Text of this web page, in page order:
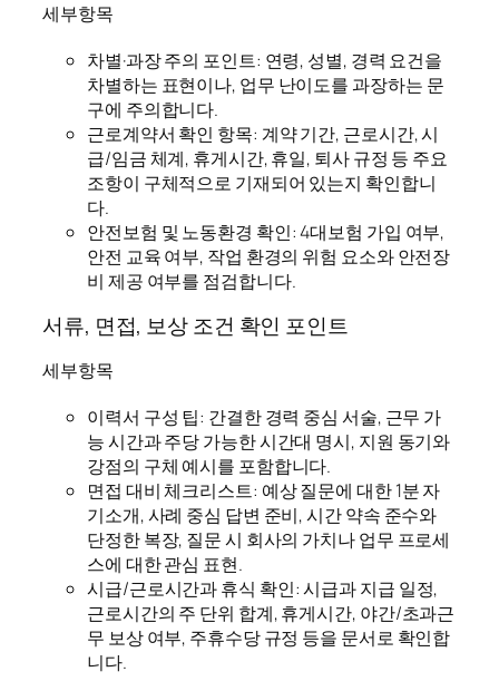
세부항목
차별·과장 주의 포인트: 연령, 성별, 경력 요건을
차별하는 표현이나, 업무 난이도를 과장하는 문
구에 주의합니다.
근로계약서 확인 항목: 계약 기간, 근로시간, 시
급/임금 체계, 휴게시간, 휴일, 퇴사 규정 등 주요
조항이 구체적으로 기재되어 있는지 확인합니
다.
안전보험 및 노동환경 확인: 4대보험 가입 여부,
안전 교육 여부, 작업 환경의 위험 요소와 안전장
비 제공 여부를 점검합니다.
서류, 면접, 보상 조건 확인 포인트
세부항목
이력서 구성 팁: 간결한 경력 중심 서술, 근무 가
능 시간과 주당 가능한 시간대 명시, 지원 동기와
강점의 구체 예시를 포함합니다.
면접 대비 체크리스트: 예상 질문에 대한 1분 자
기소개, 사례 중심 답변 준비, 시간 약속 준수와
단정한 복장, 질문 시 회사의 가치나 업무 프로세
스에 대한 관심 표현.
시급/근로시간과 휴식 확인: 시급과 지급 일정,
근로시간의 주 단위 합계, 휴게시간, 야간/초과근
무 보상 여부, 주휴수당 규정 등을 문서로 확인합
니다.